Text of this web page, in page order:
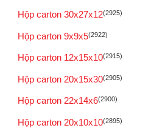
Hộp carton 30x27x12(2925)
Hộp carton 9x9x5(2922)
Hộp carton 12x15x10(2915)
Hộp carton 20x15x30(2905)
Hộp carton 22x14x6(2900)
Hộp carton 20x10x10(2895)